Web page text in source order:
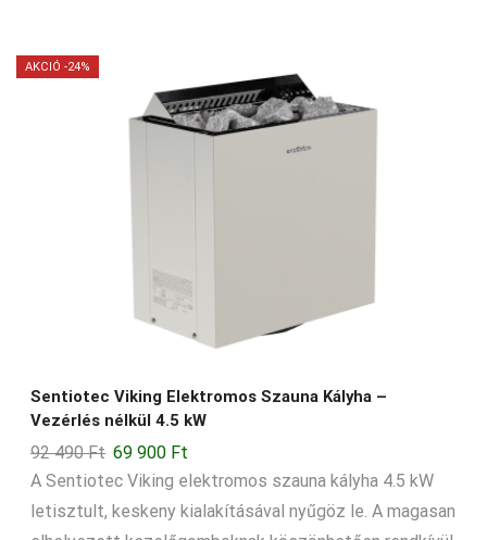
2-3-m3
21-22-m3
28-36-m3
3-5-m3
3-6-m3
AKCIÓ -24%
Sentiotec Viking Elektromos Szauna Kályha –
Vezérlés nélkül 4.5 kW
92 490Ft Original
price
was:
92
69 900 Ft
price
is:
A Sentiotec Viking elektromos szauna kályha 4.5 kW
letisztult, keskeny kialakításával nyűgöz le. A magasan